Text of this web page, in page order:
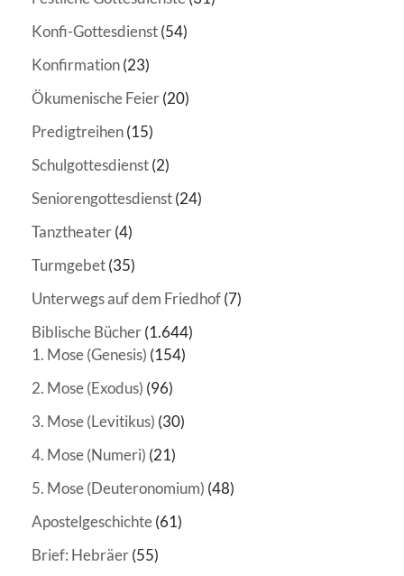
Konfi-Gottesdienst(54)
Konfirmation(23)
Ökumenische Feier(20)
Predigtreihen(15)
Schulgottesdienst(2)
Seniorengottesdienst(24)
Tanztheater(4)
Turmgebet(35)
Unterwegs auf dem Friedhof(7)
Biblische Bücher(1.644)
1. Mose (Genesis) (154)
2. Mose (Exodus) (96)
3. Mose (Levitikus) (30)
4. Mose (Numeri) (21)
5. Mose (Deuteronomium) (48)
Apostelgeschichte(61)
Brief: Hebräer(55)